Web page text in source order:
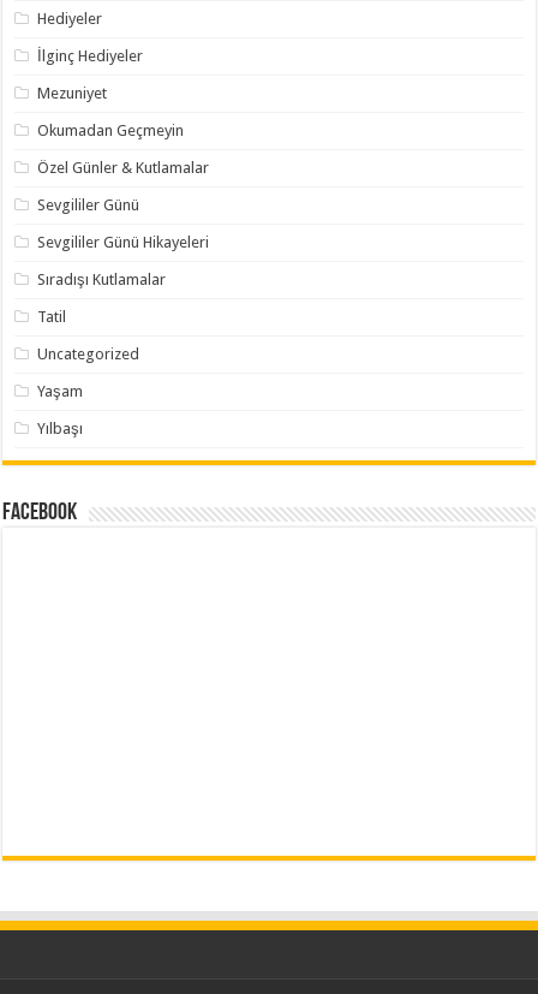
Hediyeler
İlginç Hediyeler
Mezuniyet
Okumadan Geçmeyin
Özel Günler & Kutlamalar
Sevgililer Günü
Sevgililer Günü Hikayeleri
Sıradışı Kutlamalar
Tatil
Uncategorized
Yaşam
Yılbaşı
Facebook